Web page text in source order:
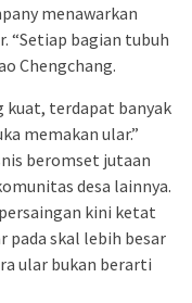
menawarkan
“Setiap bagian tubuh
Chengchang.
kuat, terdapat banyak
memakan ular.”
beromset jutaan
desa lainnya.
kini ketat
pada skal lebih besar
ular bukan berarti